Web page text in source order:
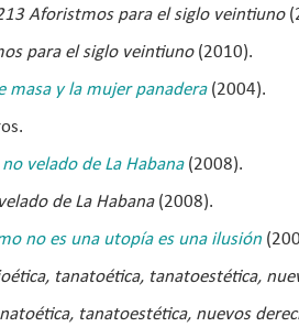
Aforistmos para el siglo veintiuno
para el siglo veintiuno (2010).
masa y la mujer panadera(2004).
velado de La Habana(2008).
de La Habana(2008).
no es una utopía es una ilusión
tanatoética, tanatoestética,
tanatoestética, nuevos